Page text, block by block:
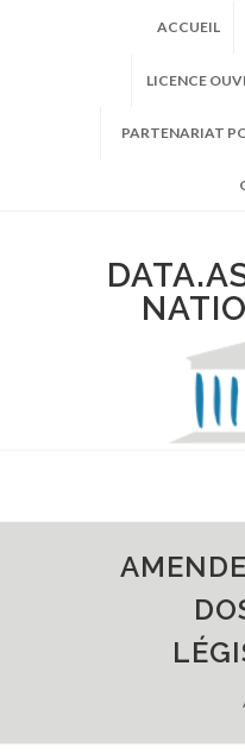
ACCUEIL
LICENCE
PARTENARIAT